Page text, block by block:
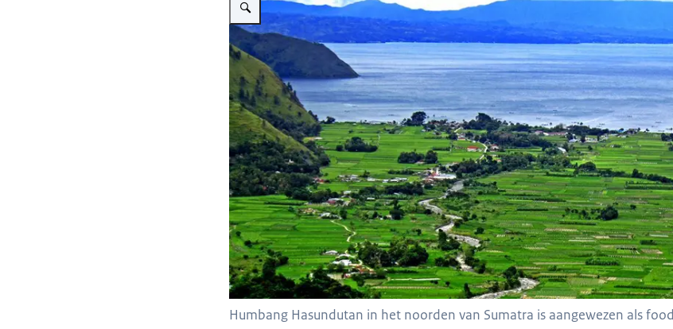
Humbang Hasundutan in het noorden van Sumatra is aangewezen als